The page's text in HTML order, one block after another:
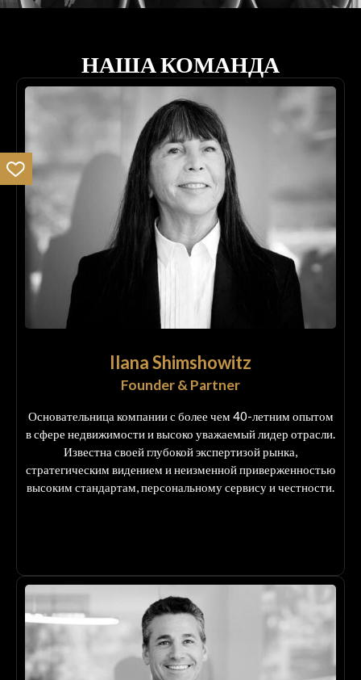
НАША КОМАНДА
Ilana Shimshowitz
Founder & Partner
Основательница компании с более чем 40-летним опытом
в сфере недвижимости и высоко уважаемый лидер отрасли.
Известна своей глубокой экспертизой рынка,
стратегическим видением и неизменной приверженностью
высоким стандартам, персональному сервису и честности.